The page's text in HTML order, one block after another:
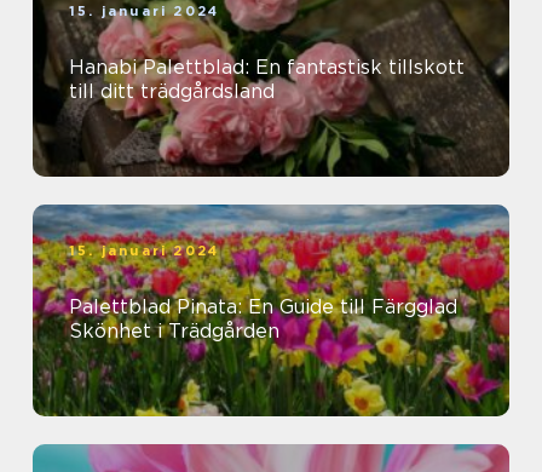
15. januari 2024
Hanabi Palettblad: En fantastisk tillskott
till ditt trädgårdsland
15. januari 2024
Palettblad Pinata: En Guide till Färgglad
Skönhet i Trädgården